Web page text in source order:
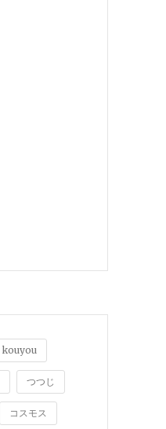
kouyou
つつじ
コスモス